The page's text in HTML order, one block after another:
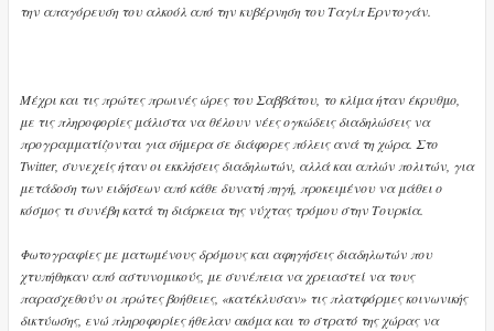
την απαγόρευση του αλκοόλ από την κυβέρνηση του Ταγίπ Ερντογάν.
Μέχρι και τις πρώτες πρωινές ώρες του Σαββάτου, το κλίμα ήταν έκρυθμο,
με τις πληροφορίες μάλιστα να θέλουν νέες ογκώδεις διαδηλώσεις να
προγραμματίζονται για σήμερα σε διάφορες πόλεις ανά τη χώρα. Στο
Twitter, συνεχείς ήταν οι εκκλήσεις διαδηλωτών, αλλά και απλών πολιτών, για
μετάδοση των ειδήσεων από κάθε δυνατή πηγή, προκειμένου να μάθει ο
κόσμος τι συνέβη κατά τη διάρκεια της νύχτας τρόμου στην Τουρκία.
Φωτογραφίες με ματωμένους δρόμους και αφηγήσεις διαδηλωτών που
χτυπήθηκαν από αστυνομικούς, με συνέπεια να χρειαστεί να τους
παρασχεθούν οι πρώτες βοήθειες, «κατέκλυσαν» τις πλατφόρμες κοινωνικής
δικτύωσης, ενώ πληροφορίες ήθελαν ακόμα και το στρατό της χώρας να